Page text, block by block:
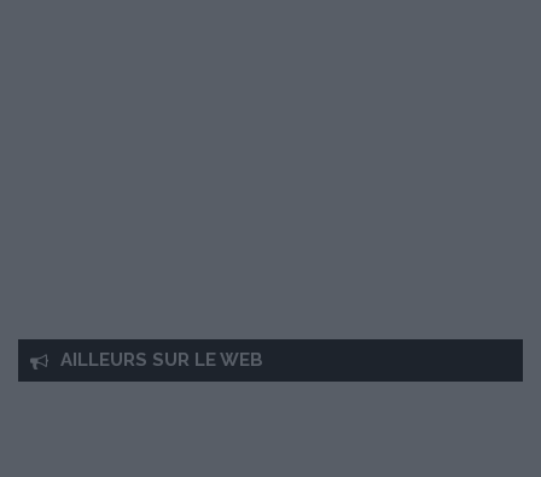
AILLEURS SUR LE WEB